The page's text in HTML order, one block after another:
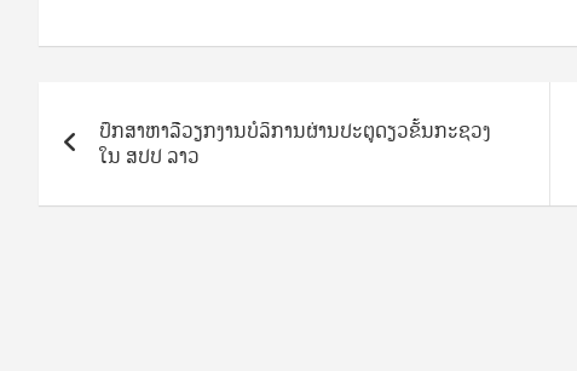
navigation
ປຶກສາຫາລືວຽກງານບໍລິການຜ່ານປະຕູດຽວຂັ້ນກະຊວງ
ໃນ ສປປ ລາວ